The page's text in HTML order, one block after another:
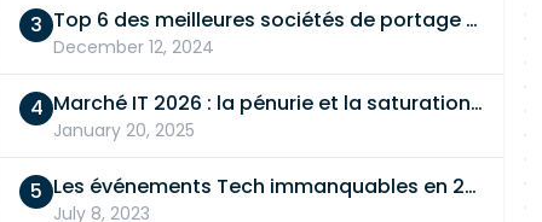
Top 6 des meilleures sociétés de portage salarial
December 12, 2024
Marché IT 2026 : la pénurie et la saturation, en même temps
January 20, 2025
Les événements Tech immanquables en 2026
July 8, 2023